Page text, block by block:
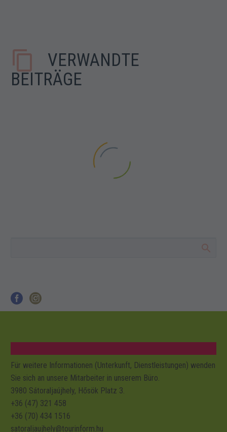
VERWANDTE
BEITRÄGE
Jugendcamp
Jagdhaus in Vilyipuszta
Skischule Sátoraljaújhely
Zempléni Szálláshely
Zsolt Obráz Imker Dozent
Für weitere Informationen (Unterkunft, Dienstleistungen) wenden
Sie sich an unsere Mitarbeiter in unserem Büro.
3980 Sátoraljaújhely, Hősök Platz 3.
+36 (47) 321 458
+36 (70) 434 1516
satoraljaujhely@tourinform.hu